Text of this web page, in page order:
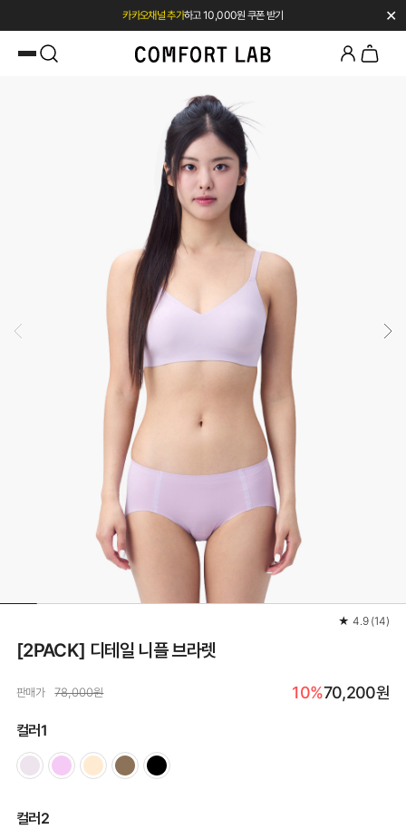
첫 구매 시 베스트셀러 50% 즉시 할인 ✕
★ 4.9 (14)
[2PACK] 디테일 니플 브라렛
판매가 78,000원 10%70,200원
컬러1
컬러2